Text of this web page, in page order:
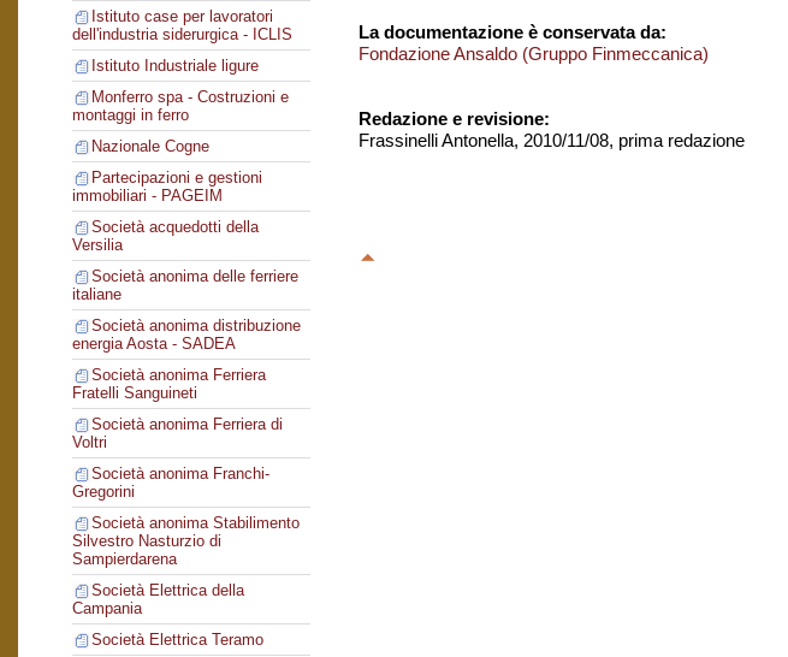
Istituto case per lavoratori
dell'industria siderurgica - ICLIS
Istituto Industriale ligure
Monferro spa - Costruzioni e
montaggi in ferro
Nazionale Cogne
Partecipazioni e gestioni
immobiliari - PAGEIM
Società acquedotti della
Versilia
Società anonima delle ferriere
italiane
Società anonima distribuzione
energia Aosta - SADEA
Società anonima Ferriera
Fratelli Sanguineti
Società anonima Ferriera di
Voltri
Società anonima Franchi-
Gregorini
Società anonima Stabilimento
Silvestro Nasturzio di
Sampierdarena
Società Elettrica della
Campania
Società Elettrica Teramo
La documentazione è conservata da:
Fondazione Ansaldo (Gruppo Finmeccanica)
Redazione e revisione:
Frassinelli Antonella, 2010/11/08, prima redazione